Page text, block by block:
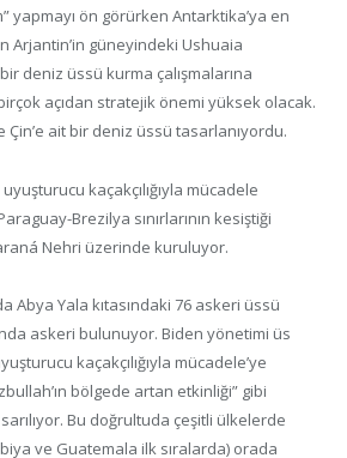
yapmayı ön görürken Antarktika’ya en
Arjantin’in güneyindeki Ushuaia
bir deniz üssü kurma çalışmalarına
açıdan stratejik önemi yüksek olacak.
ait bir deniz üssü tasarlanıyordu.
kaçakçılığıyla mücadele
Brezilya sınırlarının kesiştiği
Nehri üzerinde kuruluyor.
Abya Yala kıtasındaki 76 askeri üssü
askeri bulunuyor. Biden yönetimi üs
kaçakçılığıyla mücadele’ye
bölgede artan etkinliği” gibi
Bu doğrultuda çeşitli ülkelerde
ve Guatemala ilk sıralarda) orada